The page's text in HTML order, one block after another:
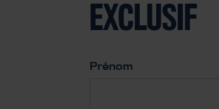
EXCLUSIF
Prénom